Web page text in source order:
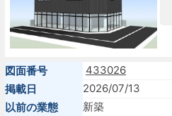
図面番号
433026
掲載日
2026/07/13
以前の業態
新築